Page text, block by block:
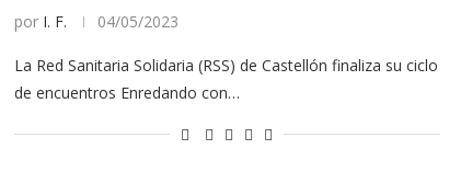
por I. F. 04/05/2023
La Red Sanitaria Solidaria (RSS) de Castellón finaliza su ciclo
de encuentros Enredando con…